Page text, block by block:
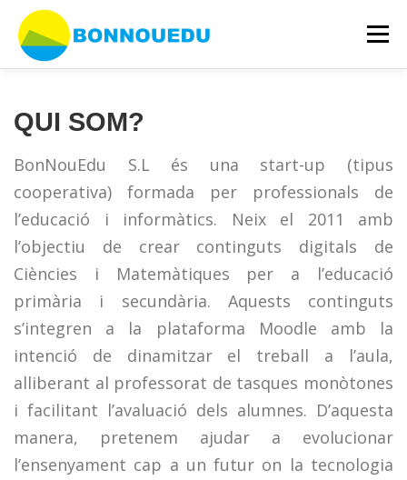
contingut
Menú
EVENTOS QUI SOM? CONTACTAR
QUI SOM?
BonNouEdu S.L és una start-up (tipus
cooperativa) formada per professionals de
l’educació i informàtics. Neix el 2011 amb
l’objectiu de crear continguts digitals de
Ciències i Matemàtiques per a l’educació
primària i secundària. Aquests continguts
s’integren a la plataforma Moodle amb la
intenció de dinamitzar el treball a l’aula,
alliberant al professorat de tasques monòtones
i facilitant l’avaluació dels alumnes. D’aquesta
manera, pretenem ajudar a evolucionar
l’ensenyament cap a un futur on la tecnologia